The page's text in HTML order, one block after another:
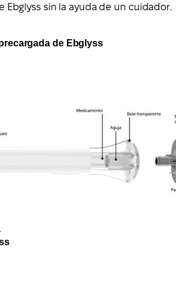
Ebglyss sin la ayuda de un cuidador.
de Ebglyss